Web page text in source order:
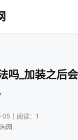
吗_加装之后
｜阅读：1
网